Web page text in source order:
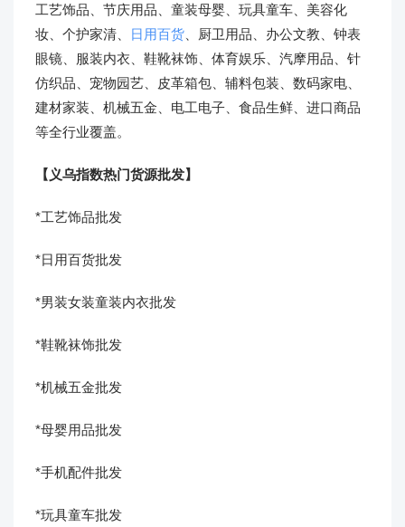
工艺饰品、节庆用品、童装母婴、玩具童车、美容化
妆、个护家清、
日用百货 、厨卫用品、办公文教、钟表
眼镜、服装内衣、鞋靴袜饰、体育娱乐、汽摩用品、针
仿织品、宠物园艺、皮革箱包、辅料包装、数码家电、
建材家装、机械五金、电工电子、食品生鲜、进口商品
等全行业覆盖。
【义乌指数热门货源批发】
*工艺饰品批发
*日用百货批发
*男装女装童装内衣批发
*鞋靴袜饰批发
*机械五金批发
*母婴用品批发
*手机配件批发
*玩具童车批发